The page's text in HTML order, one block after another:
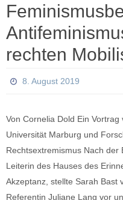
rechten
8. August 2019
Von Cornelia Dold Ein
Universität Marburg und
Rechtsextremismus Nach der
Leiterin des Hauses des
Akzeptanz, stellte Sarah Bast
Referentin Juliane Lang vor